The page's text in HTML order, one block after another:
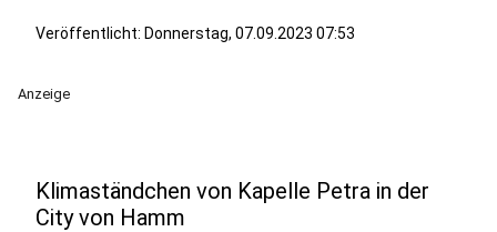
Veröffentlicht: Donnerstag, 07.09.2023 07:53
Anzeige
Klimaständchen von Kapelle Petra in der
City von Hamm